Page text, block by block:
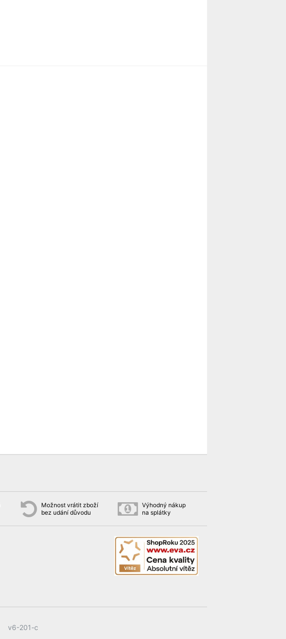
Možnost vrátit zboží
bez udání důvodu
Výhodný nákup
na splátky
v6-201-c